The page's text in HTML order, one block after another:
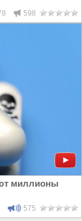
598
миллионы
575